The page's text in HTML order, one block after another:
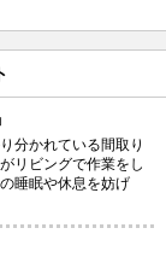
分かれている間取り
リビングで作業をし
睡眠や休息を妨げ